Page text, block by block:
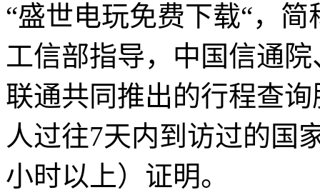
“盛世电玩免费下载“，
工信部指导，中国信通
联通共同推出的行程查
人过往7天内到访过的国
小时以上）证明。